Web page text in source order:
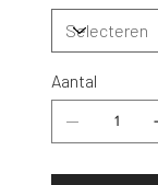
Aantal